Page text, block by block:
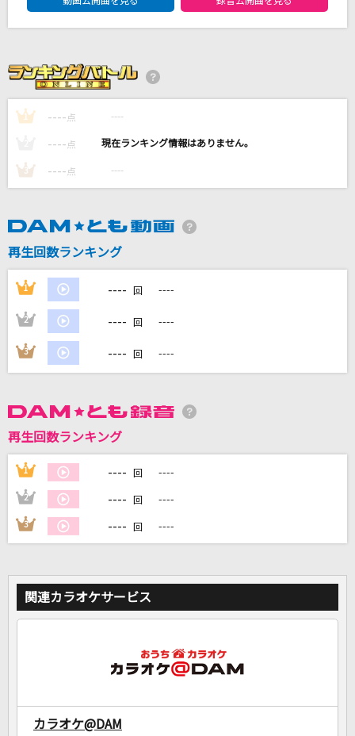
プシ
[生音]ロビンソン
スピッツ
夢をあきらめないで
岡村孝子
back number
カラオケ最新情報をチェック！
DAMに会員登録・ログインして
カラオケをもっと楽しもう！
家族や友達と一緒に！練習にも！
1 ---- 点 ----
---- 点 ----
3 ---- 点 ----
再生回数ランキング
1 ---- 回 ----
2 ---- 回 ----
3 ---- 回 ----
再生回数ランキング
1 ---- 回 ----
2 ---- 回 ----
3 ---- 回 ----
関連カラオケサービス
カラオケ@DAM